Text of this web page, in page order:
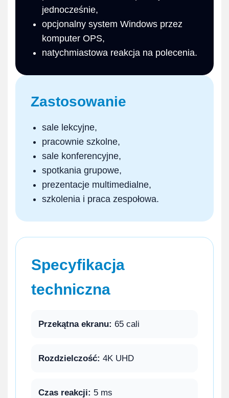
jednocześnie,
opcjonalny system Windows przez
komputer OPS,
natychmiastowa reakcja na polecenia.
Zastosowanie
sale lekcyjne,
pracownie szkolne,
sale konferencyjne,
spotkania grupowe,
prezentacje multimedialne,
szkolenia i praca zespołowa.
Specyfikacja
techniczna
Przekątna ekranu: 65 cali
Rozdzielczość: 4K UHD
Czas reakcji: 5 ms